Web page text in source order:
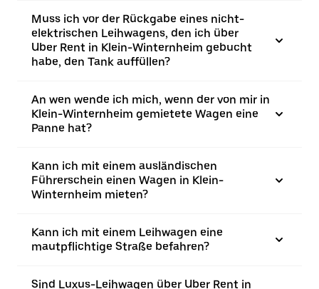
Muss ich vor der Rückgabe eines nicht-
elektrischen Leihwagens, den ich über
Uber Rent in Klein-Winternheim gebucht
habe, den Tank auffüllen?
An wen wende ich mich, wenn der von mir in
Klein-Winternheim gemietete Wagen eine
Panne hat?
Kann ich mit einem ausländischen
Führerschein einen Wagen in Klein-
Winternheim mieten?
Kann ich mit einem Leihwagen eine
mautpflichtige Straße befahren?
Sind Luxus-Leihwagen über Uber Rent in